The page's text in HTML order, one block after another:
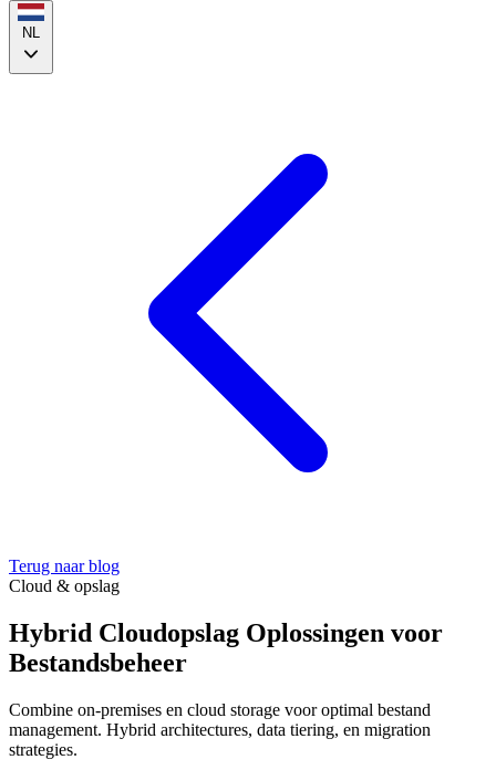
NL
Terug naar blog
Cloud & opslag
Hybrid Cloudopslag Oplossingen voor
Bestandsbeheer
Combine on-premises en cloud storage voor optimal bestand
management. Hybrid architectures, data tiering, en migration
strategies.